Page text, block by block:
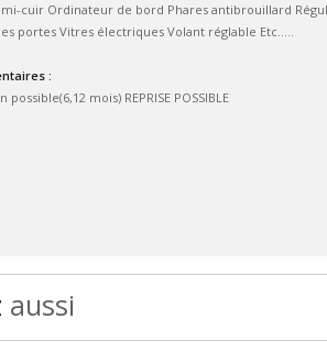
cuir Ordinateur de bord Phares antibrouillard
portes Vitres électriques Volant réglable Etc.....
:
mois) REPRISE POSSIBLE
aussi